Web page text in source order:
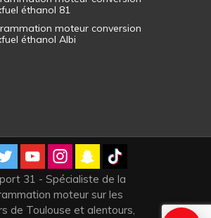
éthanol 81
moteur conversion
éthanol Albi
31 - Spécialiste de la
moteur sur les
de Toulouse et alentours,